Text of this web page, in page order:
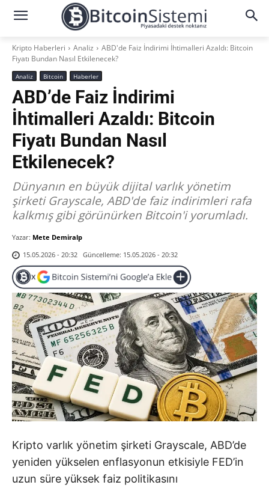
Kripto Haberleri Analiz
ABD'de Faiz İndirimi İhtimalleri Azaldı: Bitcoin
Fiyatı Bundan Nasıl Etkilenecek?
Analiz Bitcoin Haberler
ABD’de Faiz İndirimi
İhtimalleri Azaldı: Bitcoin
Fiyatı Bundan Nasıl
Etkilenecek?
Dünyanın en büyük dijital varlık yönetim
şirketi Grayscale, ABD'de faiz indirimleri rafa
kalkmış gibi görünürken Bitcoin'i yorumladı.
Yazar: Mete Demiralp
15.05.2026 - 20:32 Güncelleme: 15.05.2026 - 20:32
Kripto varlık yönetim şirketi Grayscale, ABD’de
yeniden yükselen enflasyonun etkisiyle FED’in
uzun süre yüksek faiz politikasını